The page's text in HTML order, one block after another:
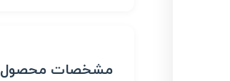
مشخصات محصول